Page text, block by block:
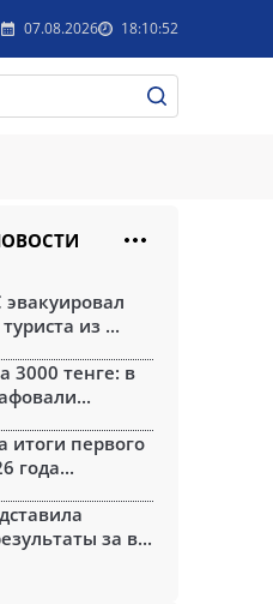
07.08.2026 18:10:52
из ...
3000 тенге: в
итоги первого
года...
за в...